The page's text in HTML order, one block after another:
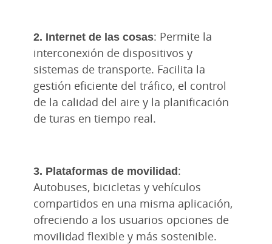
2. Internet de las cosas: Permite la
interconexión de dispositivos y
sistemas de transporte. Facilita la
gestión eficiente del tráfico, el control
de la calidad del aire y la planificación
de turas en tiempo real.
3. Plataformas de movilidad:
Autobuses, bicicletas y vehículos
compartidos en una misma aplicación,
ofreciendo a los usuarios opciones de
movilidad flexible y más sostenible.